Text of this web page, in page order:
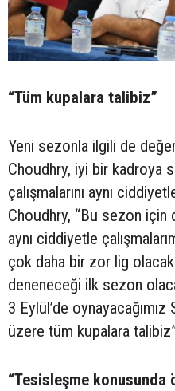
“Tüm kupalara talibiz”
Yeni sezonla ilgili de
Choudhry, iyi bir kadroya
çalışmalarını aynı
Choudhry, “Bu sezon
aynı ciddiyetle
çok daha bir zor lig
deneneceği ilk sezon
3 Eylül’de
üzere tüm kupalara
“Tesisleşme konusunda